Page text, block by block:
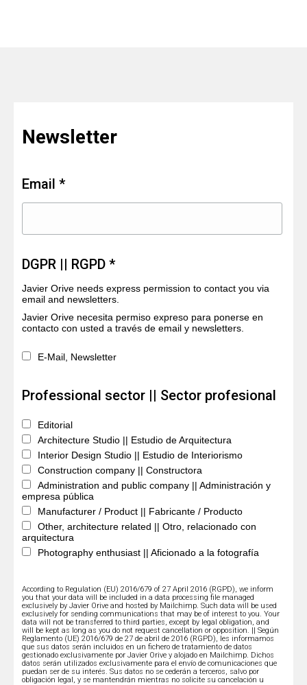
Newsletter
Email *
DGPR || RGPD *
Javier Orive needs express permission to contact you via
email and newsletters.
Javier Orive necesita permiso expreso para ponerse en
contacto con usted a través de email y newsletters.
E-Mail, Newsletter
Professional sector || Sector profesional
Editorial
Architecture Studio || Estudio de Arquitectura
Interior Design Studio || Estudio de Interiorismo
Construction company || Constructora
Administration and public company || Administración y
empresa pública
Manufacturer / Product || Fabricante / Producto
Other, architecture related || Otro, relacionado con
arquitectura
Photography enthusiast || Aficionado a la fotografía
According to Regulation (EU) 2016/679 of 27 April 2016 (RGPD), we inform
you that your data will be included in a data processing file managed
exclusively by Javier Orive and hosted by Mailchimp. Such data will be used
exclusively for sending communications that may be of interest to you. Your
data will not be transferred to third parties, except by legal obligation, and
will be kept as long as you do not request cancellation or opposition. || Según
Reglamento (UE) 2016/679 de 27 de abril de 2016 (RGPD), les informamos
que sus datos serán incluidos en un fichero de tratamiento de datos
gestionado exclusivamente por Javier Orive y alojado en Mailchimp. Dichos
datos serán utilizados exclusivamente para el envío de comunicaciones que
puedan ser de su interés. Sus datos no se cederán a terceros, salvo por
obligación legal, y se mantendrán mientras no solicite su cancelación u